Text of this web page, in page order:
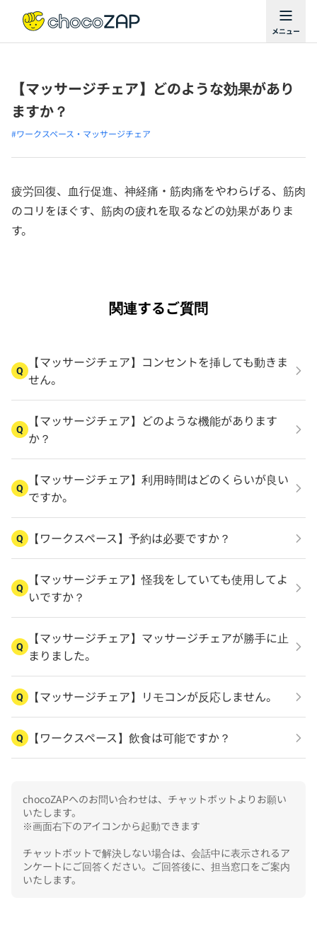
【マッサージチェア】どのような効果があり
ますか？
#ワークスペース・マッサージチェア
疲労回復、血行促進、神経痛・筋肉痛をやわらげる、筋肉
のコリをほぐす、筋肉の疲れを取るなどの効果がありま
す。
関連するご質問
Q
【マッサージチェア】コンセントを挿しても動きま
せん。
Q
【マッサージチェア】どのような機能があります
か？
Q
【マッサージチェア】利用時間はどのくらいが良い
ですか。
Q 【ワークスペース】予約は必要ですか？
Q
【マッサージチェア】怪我をしていても使用してよ
いですか？
Q
【マッサージチェア】マッサージチェアが勝手に止
まりました。
Q 【マッサージチェア】リモコンが反応しません。
Q 【ワークスペース】飲食は可能ですか？
chocoZAPへのお問い合わせは、チャットボットよりお願い
いたします。
※画面右下のアイコンから起動できます
チャットボットで解決しない場合は、会話中に表示されるア
ンケートにご回答ください。ご回答後に、担当窓口をご案内
いたします。